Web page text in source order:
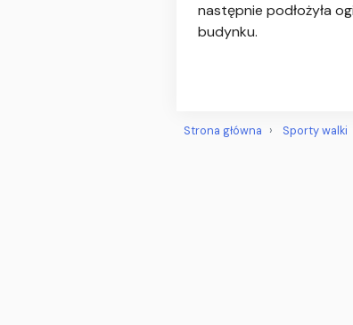
następnie podłożyła
budynku.
Strona główna Sporty walki